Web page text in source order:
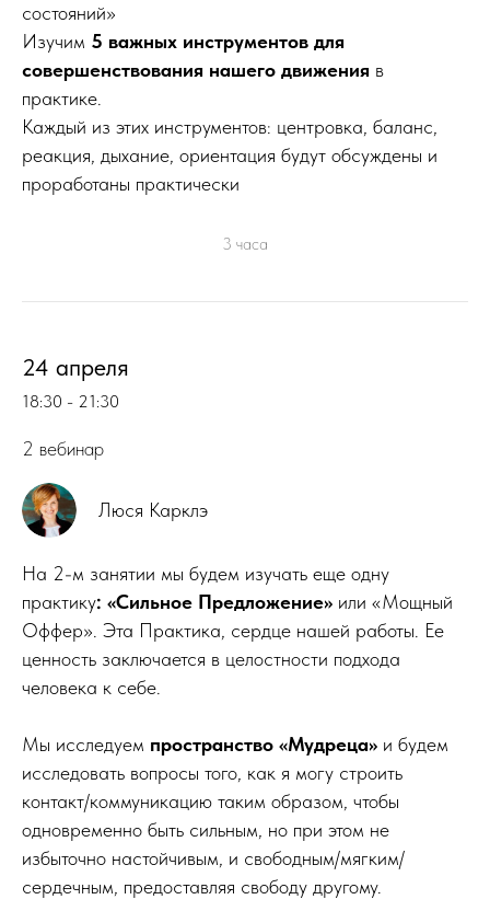
состояний»
Изучим 5 важных инструментов для
совершенствования нашего движения в
практике.
Каждый из этих инструментов: центровка, баланс,
реакция, дыхание, ориентация будут обсуждены и
проработаны практически
3 часа
24 апреля
18:30 - 21:30
2 вебинар
Люся Карклэ
На 2-м занятии мы будем изучать еще одну
практику: «Сильное Предложение» или «Мощный
Оффер». Эта Практика, сердце нашей работы. Ее
ценность заключается в целостности подхода
человека к себе.
Мы исследуем пространство «Мудреца» и будем
исследовать вопросы того, как я могу строить
контакт/коммуникацию таким образом, чтобы
одновременно быть сильным, но при этом не
избыточно настойчивым, и свободным/мягким/
сердечным, предоставляя свободу другому.